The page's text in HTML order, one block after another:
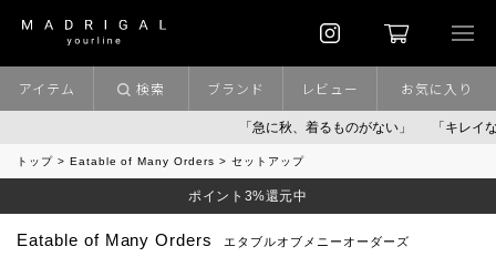
「急に秋、着るものがない」 「キレイな
アイテム 検索 ブランド レビュー お気に入り
トップ Eatable of Many Orders セットアップ
ポイント3%還元中
Eatable of Many Orders エタブルオブメニーオーダーズ